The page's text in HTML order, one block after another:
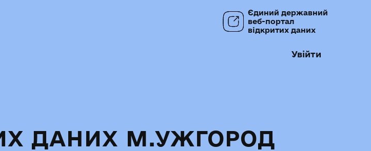
Єдиний державний
веб-портал
відкритих даних
Увійти
ДАНИХ М.УЖГОРОД